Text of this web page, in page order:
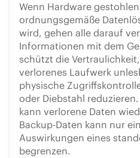
Wenn Hardware
ordnungsgemäße
wird, gehen alle darauf
Informationen mit dem
schützt die
verlorenes Laufwerk
physische
oder Diebstahl
kann verlorene Daten
Backup-Daten kann nur
Auswirkungen eines
begrenzen.